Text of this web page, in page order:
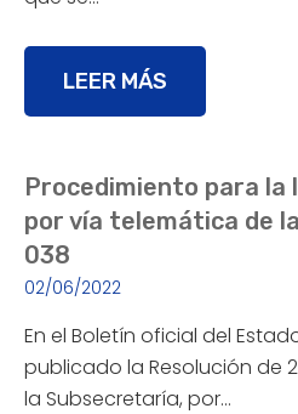
LEER MÁS
Procedimiento para la
por vía telemática de
038
02/06/2022
En el Boletín oficial del
publicado la Resolución de
la Subsecretaría, por…